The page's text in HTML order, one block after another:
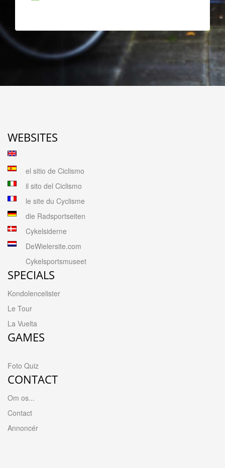
WEBSITES
el sitio de Ciclismo
il sito del Ciclismo
le site du Cyclisme
die Radsportseiten
Cykelsiderne
DeWielersite.com
Cykelsportsmuseet
SPECIALS
Kondolencelister
Le Tour
La Vuelta
GAMES
Foto Quiz
CONTACT
Om os...
Contact
Annoncér